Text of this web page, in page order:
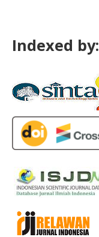
Indexed by: